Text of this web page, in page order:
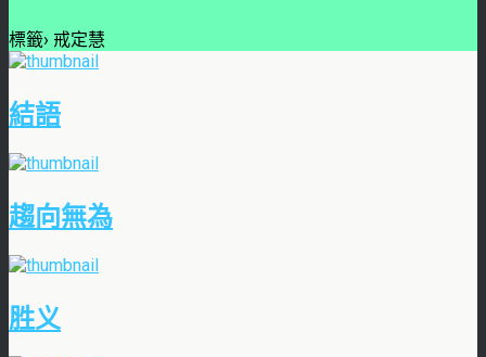
標籤› 戒定慧
結語
趨向無為
胜义